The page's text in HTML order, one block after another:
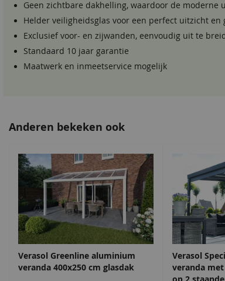
Geen zichtbare dakhelling, waardoor de
Helder veiligheidsglas voor een perfect uitzicht en
Exclusief voor- en zijwanden, eenvoudig uit te
Standaard 10 jaar garantie
Maatwerk en inmeetservice mogelijk
Anderen bekeken ook
Verasol Greenline aluminium
veranda 400x250 cm glasdak
Verasol
veranda met